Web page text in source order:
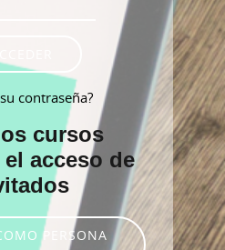
contraseña?
cursos
acceso de
PERSONA